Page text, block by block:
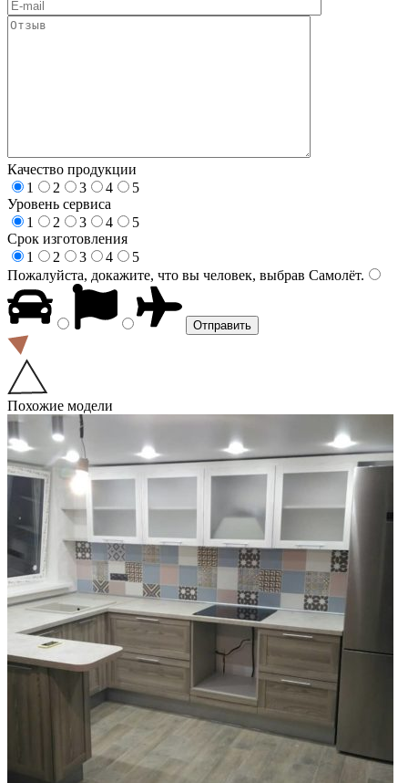
Качество продукции
1
2 3 4
5
Уровень сервиса
1
2 3 4
5
Срок изготовления
1
2 3 4
5
Пожалуйста, докажите, что вы человек, выбрав Самолёт.
Похожие модели